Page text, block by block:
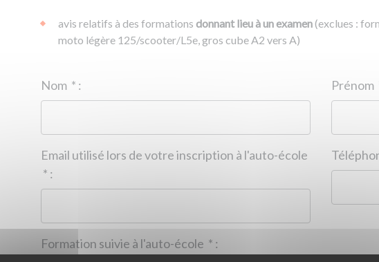
avis relatifs à des formations donnant lieu à un examen(exclues :
moto légère 125/scooter/L5e, gros cube A2 vers A)
* :
Email utilisé lors de votre inscription à l'auto-école
* :
* :